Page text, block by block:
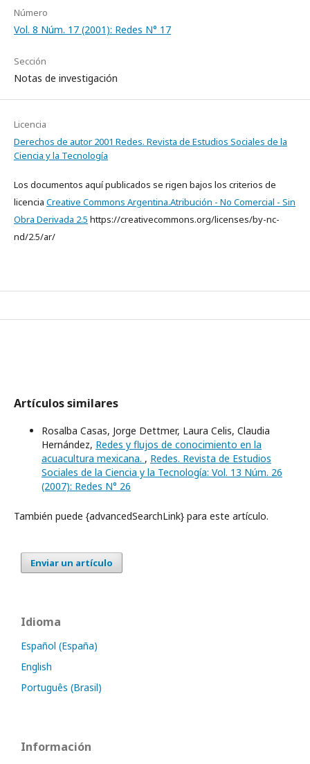
Número
Vol. 8 Núm. 17 (2001): Redes N° 17
Sección
Notas de investigación
Licencia
Derechos de autor 2001 Redes. Revista de Estudios Sociales de la
Ciencia y la Tecnología
Los documentos aquí publicados se rigen bajos los criterios de
licencia Creative Commons Argentina.Atribución - No Comercial - Sin
Obra Derivada 2.5 https://creativecommons.org/licenses/by-nc-
nd/2.5/ar/
Artículos similares
Rosalba Casas, Jorge Dettmer, Laura Celis, Claudia
Hernández, Redes y flujos de conocimiento en la
acuacultura mexicana. , Redes. Revista de Estudios
Sociales de la Ciencia y la Tecnología: Vol. 13 Núm. 26
(2007): Redes N° 26
También puede {advancedSearchLink} para este artículo.
Enviar un artículo
Idioma
Español (España)
English
Português (Brasil)
Información